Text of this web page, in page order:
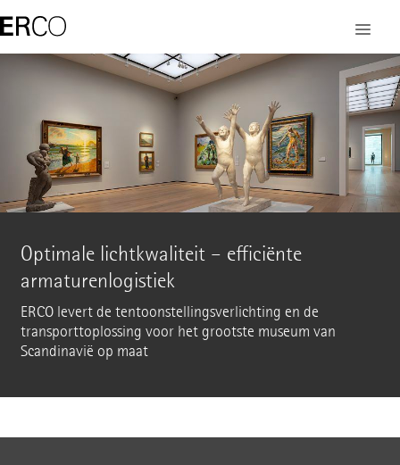
Optimale lichtkwaliteit – efficiënte
armaturenlogistiek
ERCO levert de tentoonstellingsverlichting en de
transporttoplossing voor het grootste museum van
Scandinavië op maat